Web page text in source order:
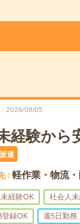
2026/08/05
未経験か
派遣
軽作業・物流
経験OK 社会人
登録OK 週5日勤務